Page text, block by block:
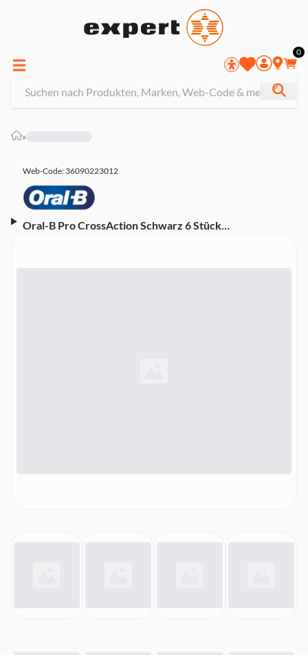
0
»
Web-Code: 36090223012
Oral-B Pro CrossAction Schwarz 6 Stück